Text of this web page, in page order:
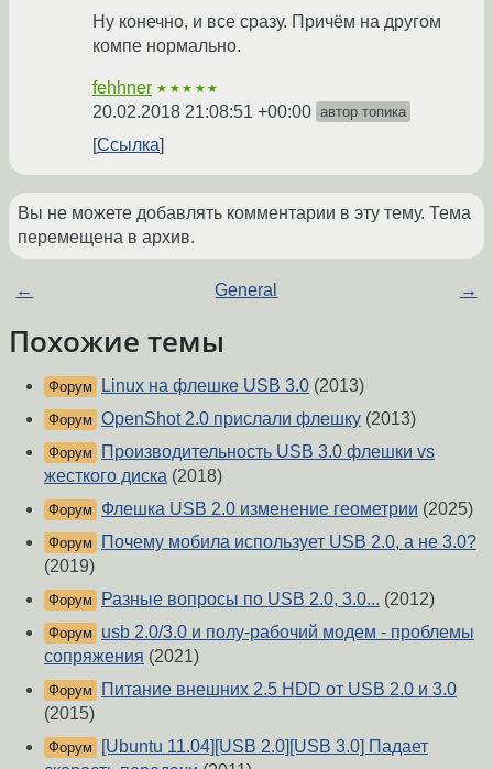
Ну конечно, и все сразу. Причём на другом
компе нормально.
fehhner ★★★★★
20.02.2018 21:08:51 +00:00 автор топика
Ссылка
Вы не можете добавлять комментарии в эту тему. Тема
перемещена в архив.
← General →
Похожие темы
Форум Linux на флешке USB 3.0 (2013)
Форум OpenShot 2.0 прислали флешку (2013)
Форум
Производительность USB 3.0 флешки vs
жесткого диска (2018)
Форум Флешка USB 2.0 изменение геометрии (2025)
Форум
Почему мобила использует USB 2.0, а не 3.0?
(2019)
Форум Разные вопросы по USB 2.0, 3.0... (2012)
Форум
usb 2.0/3.0 и полу-рабочий модем - проблемы
сопряжения (2021)
Форум
Питание внешних 2.5 HDD от USB 2.0 и 3.0
(2015)
Форум
[Ubuntu 11.04][USB 2.0][USB 3.0] Падает